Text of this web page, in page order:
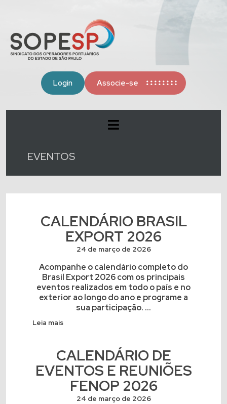
Login Associe-se
EVENTOS
CALENDÁRIO BRASIL
EXPORT 2026
24 de março de 2026
Acompanhe o calendário completo do
Brasil Export 2026 com os principais
eventos realizados em todo o país e no
exterior ao longo do ano e programe a
sua participação. ...
Leia mais
CALENDÁRIO DE
EVENTOS E REUNIÕES
FENOP 2026
24 de março de 2026